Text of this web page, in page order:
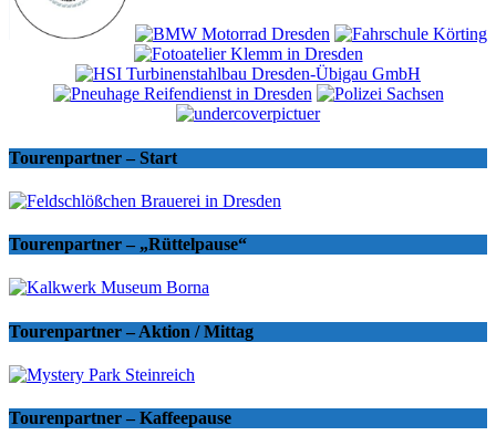
Tourenpartner – Start
Tourenpartner – „Rüttelpause“
Tourenpartner – Aktion / Mittag
Tourenpartner – Kaffeepause